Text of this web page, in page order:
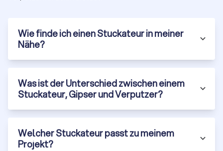
Wie finde ich einen Stuckateur in meiner
Nähe?
Was ist der Unterschied zwischen einem
Stuckateur, Gipser und Verputzer?
Welcher Stuckateur passt zu meinem
Projekt?